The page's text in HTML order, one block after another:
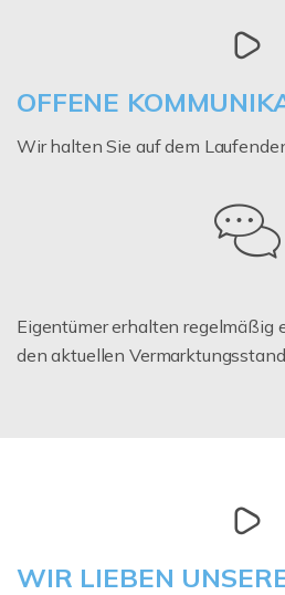
OFFENE
Wir halten Sie auf dem
Eigentümer erhalten regelmäßig
den aktuellen Vermarktungsstand,
WIR LIEBEN